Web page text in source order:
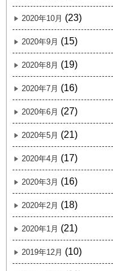
2020年10月 (23)
2020年9月 (15)
2020年8月 (19)
2020年7月 (16)
2020年6月 (27)
2020年5月 (21)
2020年4月 (17)
2020年3月 (16)
2020年2月 (18)
2020年1月 (21)
2019年12月 (10)